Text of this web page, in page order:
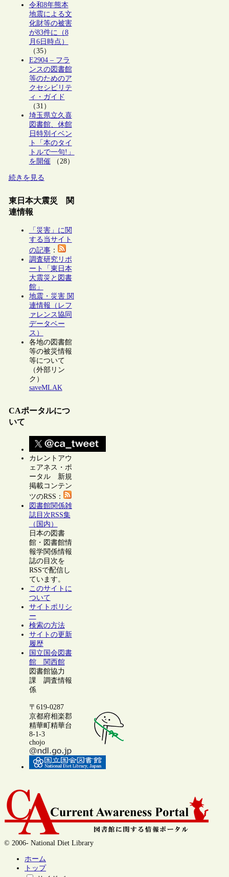
令和8年熊本
地震による文
化財等の被害
が83件に（8
月6日時点）
（35）
E2904 – フラ
ンスの図書館
等のためのア
クセシビリテ
ィ・ガイド
（31）
埼玉県立久喜
図書館、休館
日特別イベン
ト「本のタイ
トルで一句!」
を開催（28）
続きを見る
東日本大震災 関
連情報
「災害」に関
する当サイト
の記事：
調査研究リポ
ート「東日本
大震災と図書
館」
地震・災害 関
連情報（レフ
ァレンス協同
データベー
ス）
各地の図書館
等の被災情報
等について
（外部リン
ク）
saveMLAK
CAポータルにつ
いて
カレントアウ
ェアネス・ポ
ータル 新規
掲載コンテン
ツのRSS：
図書館関係雑
誌目次RSS集
（国内）
日本の図書
館・図書館情
報学関係情報
誌の目次を
RSSで配信し
ています。
このサイトに
ついて
サイトポリシ
ー
検索の方法
サイトの更新
履歴
国立国会図書
館 関西館
図書館協力
課 調査情報
係
〒619-0287
京都府相楽郡
精華町精華台
8-1-3
chojo
© 2006- National Diet Library
ホーム
トップ